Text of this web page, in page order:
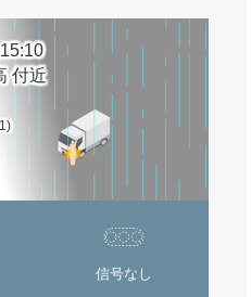
付近
信号なし